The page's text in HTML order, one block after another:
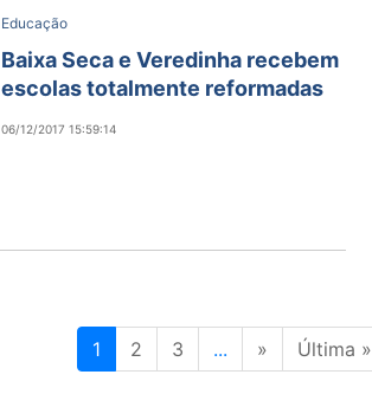
Educação
Baixa Seca e Veredinha recebem
escolas totalmente reformadas
06/12/2017 15:59:14
1 2 3 ... » Última »